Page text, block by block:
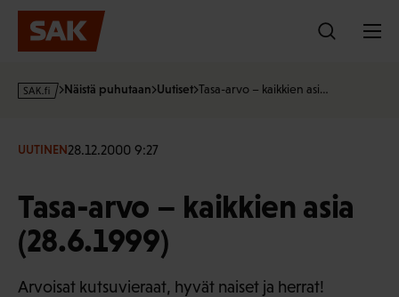
Hyppää
sisältöön
s
·
Näistä puhutaan Uutiset Tasa-arvo – kaikkien asi…
UUTINEN28.12.2000 9:27
Tasa-arvo – kaikkien asia
(28.6.1999)
Arvoisat kutsuvieraat, hyvät naiset ja herrat!